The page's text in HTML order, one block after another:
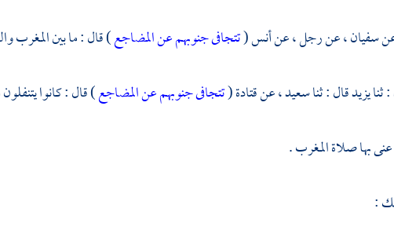
سفيان ،عن رجل ، عنأنس(تتجافى جنوبهم عن المضاجع) قال : ما بين المغرب
ثنايزيدقال : ثناسعيد ،عنقتادة(تتجافى جنوبهم عن المضاجع) قال : كانوا
بها صلاة المغرب .
: